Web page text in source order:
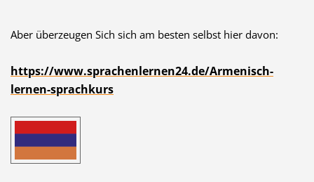
Aber überzeugen Sich sich am besten selbst hier davon:
https://www.sprachenlernen24.de/Armenisch-
lernen-sprachkurs